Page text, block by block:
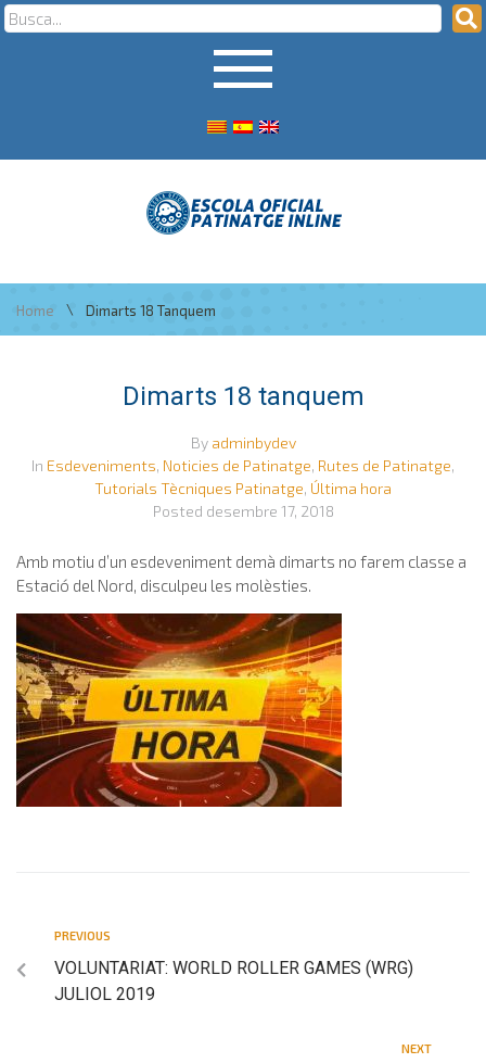
Home \ Dimarts 18 Tanquem
Dimarts 18 tanquem
By adminbydev
In Esdeveniments, Noticies de Patinatge, Rutes de Patinatge,
Tutorials Tècniques Patinatge, Última hora
Posted desembre 17, 2018
Amb motiu d’un esdeveniment demà dimarts no farem classe a
Estació del Nord, disculpeu les molèsties.
PREVIOUS
VOLUNTARIAT: WORLD ROLLER GAMES (WRG)
JULIOL 2019
NEXT